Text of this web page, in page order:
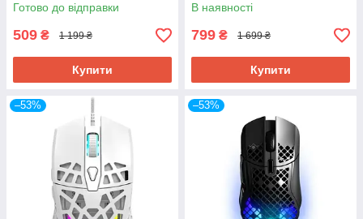
Готово до відправки
509 ₴ 1 199 ₴
Купити
В наявності
799 ₴ 1 699 ₴
Купити
–53% –53%